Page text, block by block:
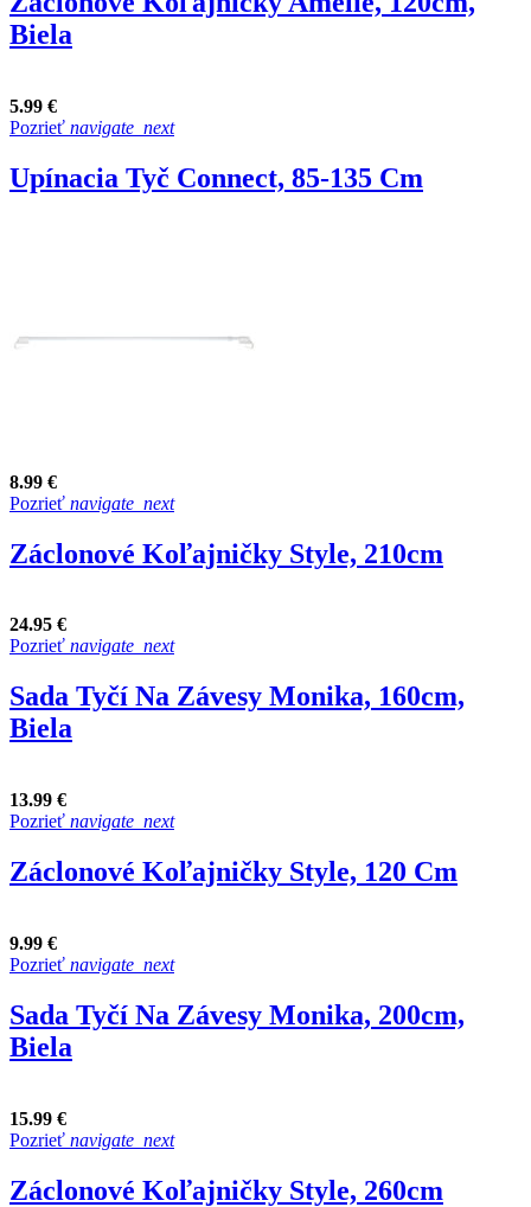
Biela
5.99 €
Pozrieť navigate_next
Upínacia Tyč Connect, 85-135 Cm
8.99 €
Pozrieť navigate_next
Záclonové Koľajničky Style, 210cm
24.95 €
Pozrieť navigate_next
Sada Tyčí Na Závesy Monika, 160cm,
Biela
13.99 €
Pozrieť navigate_next
Záclonové Koľajničky Style, 120 Cm
9.99 €
Pozrieť navigate_next
Sada Tyčí Na Závesy Monika, 200cm,
Biela
15.99 €
Pozrieť navigate_next
Záclonové Koľajničky Style, 260cm